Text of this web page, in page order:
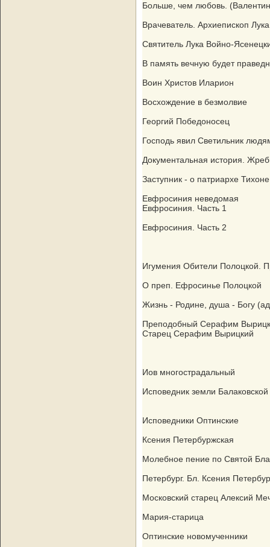
Больше, чем любовь.
Врачеватель. Архиепископ Лука
Святитель Лука Войно-
В память вечную будет
Воин Христов Иларион
Восхождение в безмолвие
Георгий Победоносец
Господь явил Светильник
Документальная история.
Заступник - о патриархе Тихоне
Евфросиния неведомая
Евфросиния. Часть 1
Евфросиния. Часть 2
Игумения Обители Полоцкой.
О преп. Ефросинье Полоцкой
Жизнь - Родине, душа - Богу
Преподобный Серафим
Старец Серафим Вырицкий
Иов многострадальный
Исповедник земли Балаковской
Исповедники Оптинские
Ксения Петербуржская
Молебное пение по Святой
Петербург. Бл. Ксения
Московский старец Алексий
Мария-старица
Оптинские новомученники